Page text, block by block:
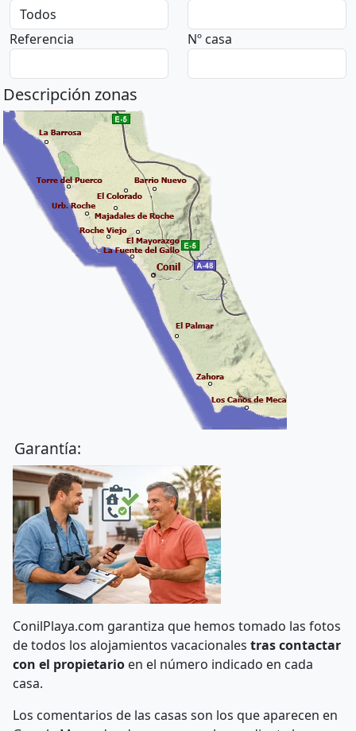
Referencia Nº casa
Descripción zonas
Garantía:
ConilPlaya.com garantiza que hemos tomado las fotos
de todos los alojamientos vacacionales tras contactar
con el propietario en el número indicado en cada
casa.
Los comentarios de las casas son los que aparecen en